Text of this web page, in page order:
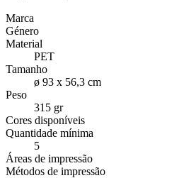
Marca
Género
Material
PET
Tamanho
ø 93 x 56,3 cm
Peso
315 gr
Cores disponíveis
Quantidade mínima
5
Áreas de impressão
Métodos de impressão